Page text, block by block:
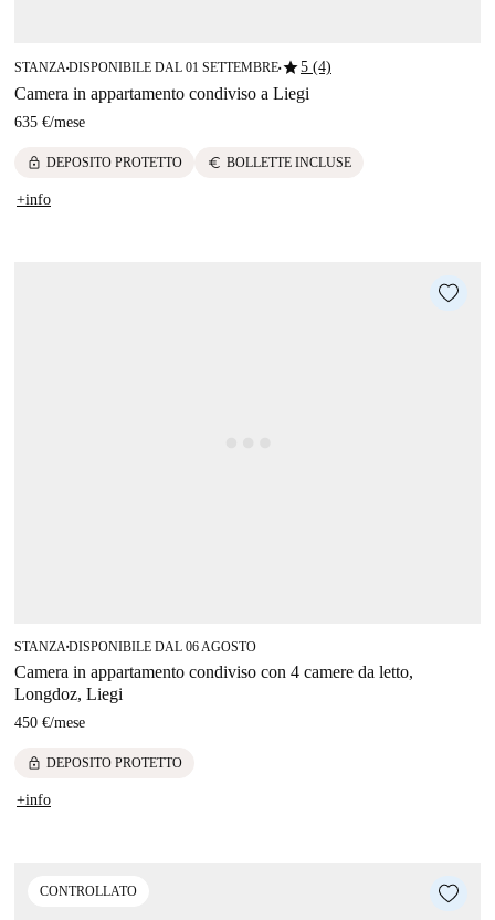
STANZA■DISPONIBILE DAL 01 SETTEMBRE■star5 (4)
Camera in appartamento condiviso a Liegi
635 €/mese
lock DEPOSITO PROTETTO euro BOLLETTE INCLUSE
+info
STANZA ■DISPONIBILE DAL 06 AGOSTO
Camera in appartamento condiviso con 4 camere da letto,
Longdoz, Liegi
450 €/mese
lock DEPOSITO PROTETTO
+info
CONTROLLATO